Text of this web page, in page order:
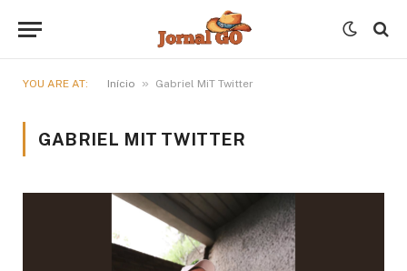
YOU ARE AT: Início » Gabriel MiT Twitter
GABRIEL MIT TWITTER